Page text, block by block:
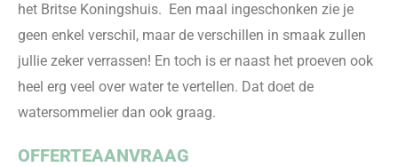
het Britse Koningshuis. Een maal ingeschonken zie je
geen enkel verschil, maar de verschillen in smaak zullen
jullie zeker verrassen! En toch is er naast het proeven ook
heel erg veel over water te vertellen. Dat doet de
watersommelier dan ook graag.
OFFERTEAANVRAAG